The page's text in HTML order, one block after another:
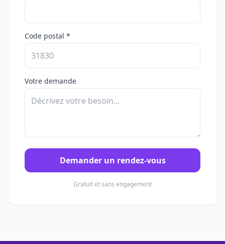
Code postal *
Votre demande
Demander un rendez-vous
Gratuit et sans engagement